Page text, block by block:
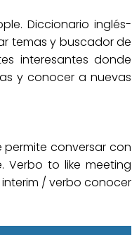
Diccionario inglés-
temas y buscador de
interesantes donde
y conocer a nuevas
conversar con
Verbo to like meeting
/ verbo conocer